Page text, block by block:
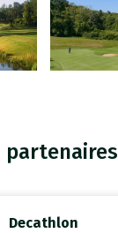
partenaires
Decathlon